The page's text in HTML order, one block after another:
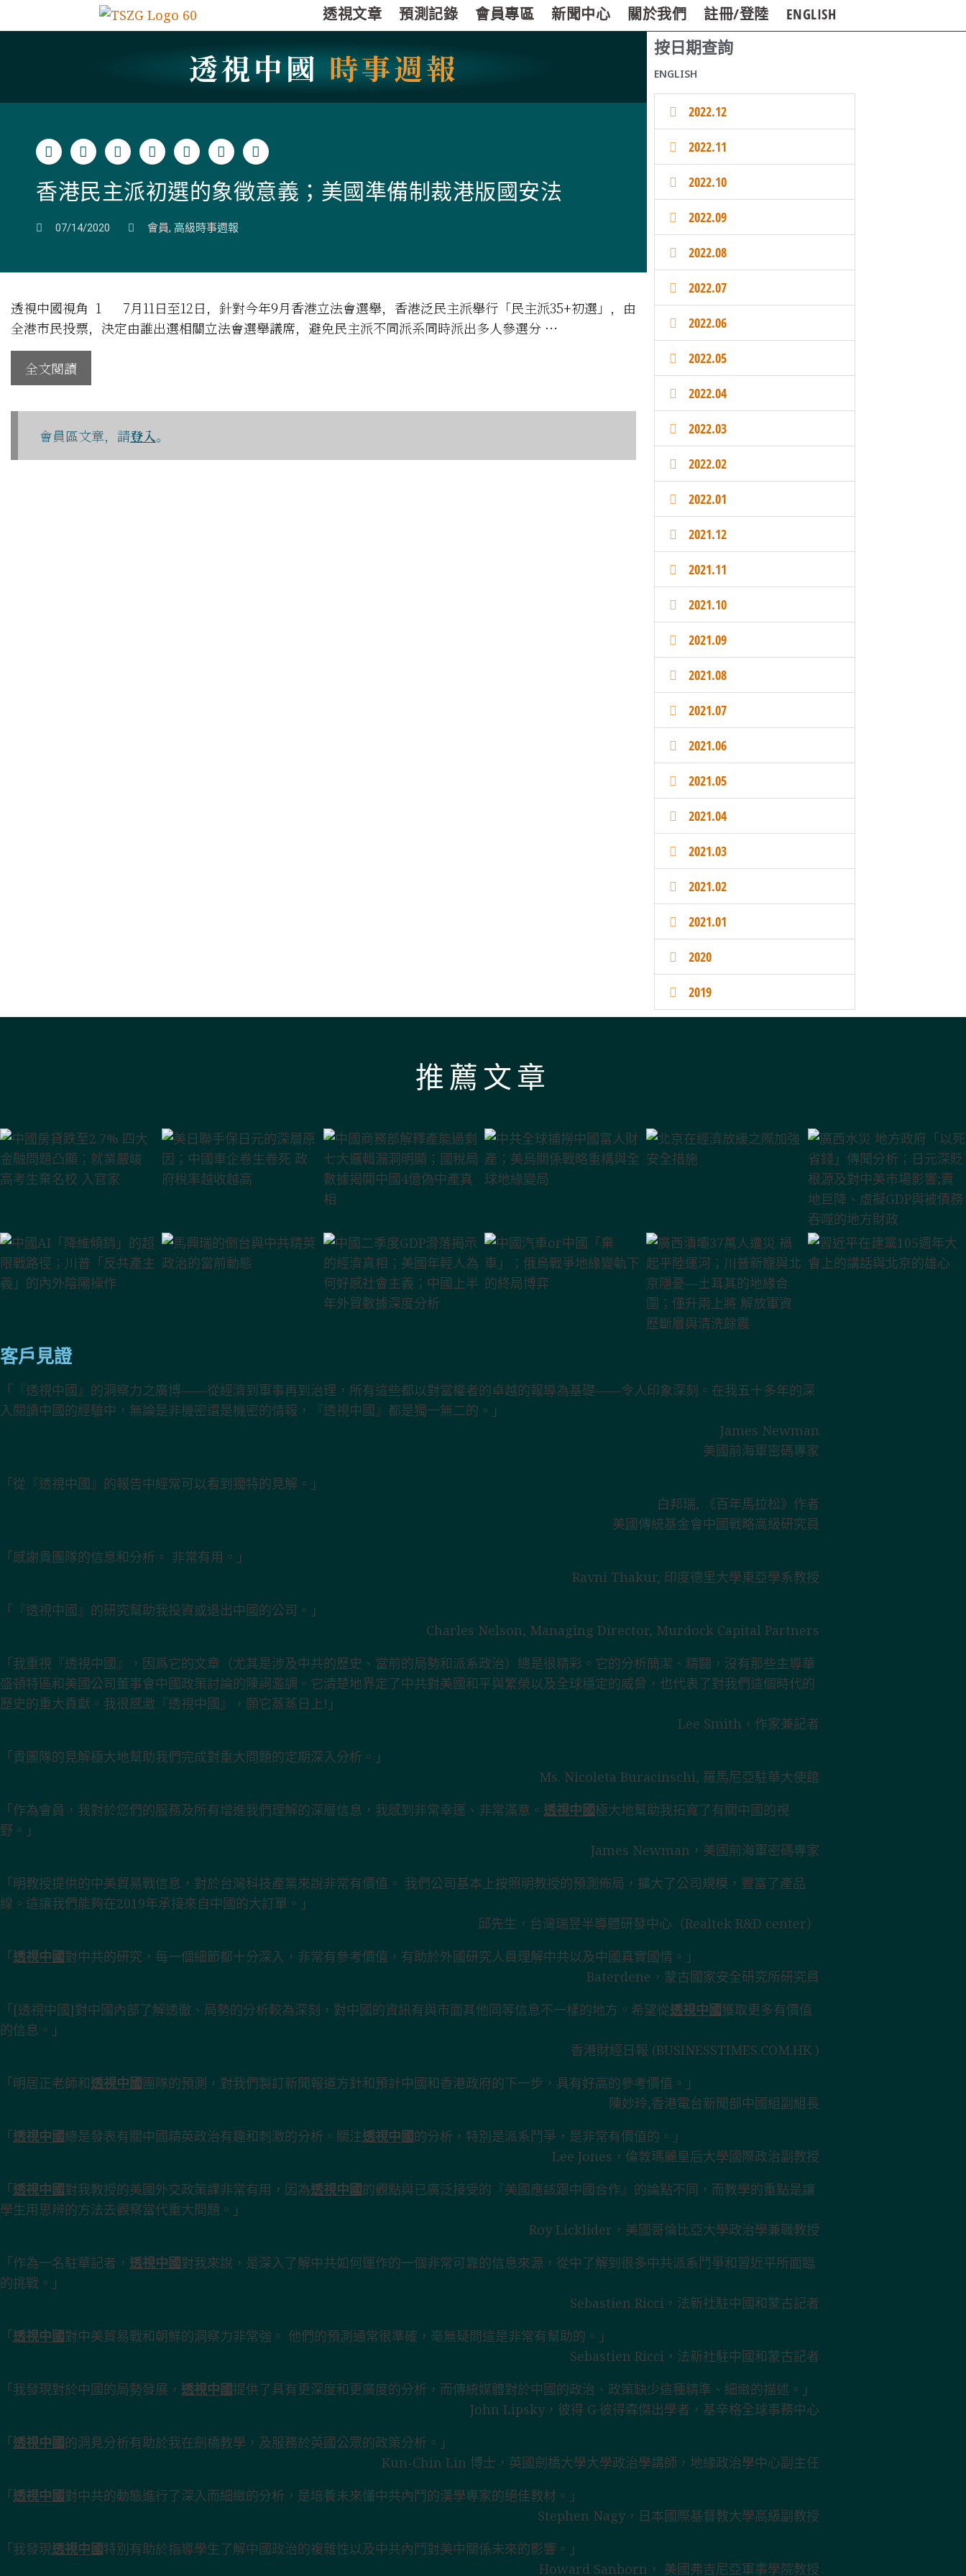
透視文章 預測記錄 會員專區 新聞中心 關於我們 註冊/登陸 ENGLISH
透視中國 時事週報
香港民主派初選的象徵意義；美國準備制裁港版國安法
07/14/2020 會員, 高級時事週報
透視中國視角 1 7月11日至12日，針對今年9月香港立法會選舉，香港泛民主派舉行「民主派35+初選」，由
全港市民投票，決定由誰出選相關立法會選舉議席，避免民主派不同派系同時派出多人參選分 …
全文閱讀
會員區文章，請登入。
按日期查詢
ENGLISH
2022.12
2022.11
2022.10
2022.09
2022.08
2022.07
2022.06
2022.05
2022.04
2022.03
2022.02
2022.01
2021.12
2021.11
2021.10
2021.09
2021.08
2021.07
2021.06
2021.05
2021.04
2021.03
2021.02
2021.01
2020
2019
推薦文章
中國房貸跌至2.7% 四大金融問題凸顯；就業嚴峻 高考生棄名校 入官家
美日聯手保日元的深層原因；中國車企卷生卷死 政府稅率越收越高
中國商務部解釋產能過剩 七大邏輯漏洞明顯；國稅局數據揭開中國4億偽中產真相
中共全球捕撈中國富人財產；美烏關係戰略重構與全球地緣變局
北京在經濟放緩之際加強安全措施
廣西水災 地方政府「以死省錢」傳聞分析；日元深貶根源及對中美市場影響;賣地巨降、虛擬GDP與被債務吞噬的地方財政
中國AI「降維傾銷」的超限戰路徑；川普「反共產主義」的內外陰陽操作
馬興瑞的倒台與中共精英政治的當前動態
中國二季度GDP滑落揭示的經濟真相；美國年輕人為何好感社會主義；中國上半年外貿數據深度分析
中國汽車or中國「棄車」；俄烏戰爭地緣變軌下的終局博弈
廣西潰壩37萬人遭災 禍起平陸運河；川普新寵與北京隱憂—土耳其的地緣合圍；僅升兩上將 解放軍資歷斷層與清洗餘震
習近平在建黨105週年大會上的講話與北京的雄心
客戶見證
「『透視中國』的洞察力之廣博——從經濟到軍事再到治理，所有這些都以對當權者的卓越的報導為基礎——令人印象深刻。在我五十多年的深
入閱讀中國的經驗中，無論是非機密還是機密的情報，『透視中國』都是獨一無二的。」
James Newman
美國前海軍密碼專家
「從『透視中國』的報告中經常可以看到獨特的見解。」
白邦瑞, 《百年馬拉松》作者
美國傳統基金會中國戰略高級研究員
「感謝貴團隊的信息和分析。 非常有用。」
Ravni Thakur, 印度德里大學東亞學系教授
「『透視中國』的研究幫助我投資或退出中國的公司。」
Charles Nelson, Managing Director, Murdock Capital Partners
「我重視『透視中國』，因爲它的文章（尤其是涉及中共的歷史、當前的局勢和派系政治）總是很精彩。它的分析簡潔、精闢，沒有那些主導華
盛頓特區和美國公司董事會中國政策討論的陳詞濫調。它清楚地界定了中共對美國和平與繁榮以及全球穩定的威脅，也代表了對我們這個時代的
歷史的重大貢獻。我很感激『透視中國』，願它蒸蒸日上!」
Lee Smith，作家兼記者
「貴團隊的見解極大地幫助我們完成對重大問題的定期深入分析。」
Ms. Nicoleta Buracinschi, 羅馬尼亞駐華大使館
「作為會員，我對於您們的服務及所有增進我們理解的深層信息，我感到非常幸運、非常滿意。 透視中國極大地幫助我拓寬了有關中國的視
野。」
James Newman，美國前海軍密碼專家
「明教授提供的中美貿易戰信息，對於台灣科技產業來說非常有價值。 我們公司基本上按照明教授的預測佈局，擴大了公司規模，豐富了產品
線。這讓我們能夠在2019年承接來自中國的大訂單。」
邱先生，台灣瑞昱半導體研發中心（Realtek R&D center）
「透視中國對中共的研究，每一個細節都十分深入，非常有參考價值，有助於外國研究人員理解中共以及中國真實國情。」
Baterdene，蒙古國家安全研究所研究員
「[透視中國]對中國內部了解透徹、局勢的分析較為深刻，對中國的資訊有與市面其他同等信息不一樣的地方。希望從透視中國獲取更多有價值
的信息。」
香港財經日報 (BUSINESSTIMES.COM.HK )
「明居正老師和透視中國 團隊的預測，對我們製訂新聞報道方針和預計中國和香港政府的下一步，具有好高的參考價值。」
陳妙玲,香港電台新聞部中國組副組長
「透視中國總是發表有關中國精英政治有趣和刺激的分析。關注透視中國的分析，特別是派系鬥爭，是非常有價值的。」
Lee Jones，倫敦瑪麗皇后大學國際政治副教授
「透視中國對我教授的美國外交政策課非常有用，因為透視中國的觀點與已廣泛接受的『美國應該跟中國合作』的論點不同，而教學的重點是讓
學生用思辨的方法去觀察當代重大問題。」
Roy Licklider，美國哥倫比亞大學政治學兼職教授
「作為一名駐華記者， 透視中國對我來說，是深入了解中共如何運作的一個非常可靠的信息來源，從中了解到很多中共派系鬥爭和習近平所面臨
的挑戰。」
Sebastien Ricci，法新社駐中國和蒙古記者
「透視中國對中美貿易戰和朝鮮的洞察力非常強。 他們的預測通常很準確，毫無疑問這是非常有幫助的。」
Sebastien Ricci，法新社駐中國和蒙古記者
「我發現對於中國的局勢發展， 透視中國提供了具有更深度和更廣度的分析，而傳統媒體對於中國的政治、政策缺少這種精準、細緻的描述。」
John Lipsky，彼得 G·彼得森傑出學者，基辛格全球事務中心
「透視中國的洞見分析有助於我在劍橋教學，及服務於英國公眾的政策分析。」
Kun-Chin Lin 博士，英國劍橋大學大學政治學講師，地緣政治學中心副主任
「透視中國對中共的動態進行了深入而細緻的分析，是培養未來懂中共內鬥的漢學專家的絕佳教材。」
Stephen Nagy，日本國際基督教大學高級副教授
「我發現透視中國特別有助於指導學生了解中國政治的複雜性以及中共內鬥對美中關係未來的影響。」
Howard Sanborn， 美國弗吉尼亞軍事學院教授